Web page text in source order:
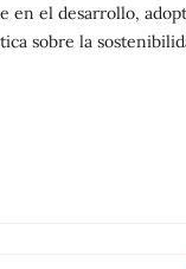
en el desarrollo,
sobre la